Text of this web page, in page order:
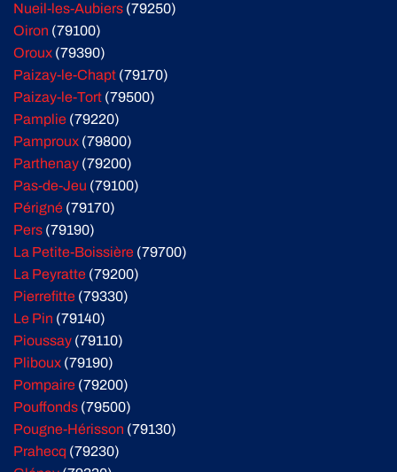
Nueil-les-Aubiers (79250)
Oiron (79100)
Oroux (79390)
Paizay-le-Chapt (79170)
Paizay-le-Tort (79500)
Pamplie (79220)
Pamproux (79800)
Parthenay (79200)
Pas-de-Jeu (79100)
Périgné (79170)
Pers (79190)
La Petite-Boissière (79700)
La Peyratte (79200)
Pierrefitte (79330)
Le Pin (79140)
Pioussay (79110)
Pliboux (79190)
Pompaire (79200)
Pouffonds (79500)
Pougne-Hérisson (79130)
Prahecq (79230)